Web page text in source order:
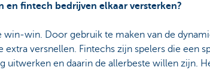
en fintech bedrijven elkaar versterken?
win-win. Door gebruik te maken van de
extra versnellen. Fintechs zijn spelers die een
uitwerken en daarin de allerbeste willen zijn.